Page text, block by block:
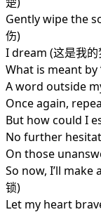
Gently wipe the
伤)
I dream (这是我的
What is meant by
A word outside
Once again,
But how could I
No further
On those
So now, I’ll make
锁)
Let my heart